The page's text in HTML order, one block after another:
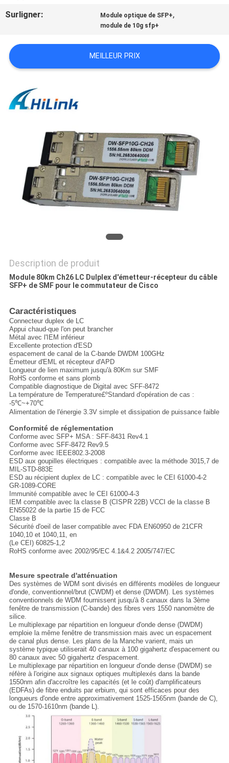
NOUS
CONTACTER
NOUVELLES
LES
DEMANDEZ
UN DEVIS
PLAN
POLITIQUE
DE
CONFIDENTIALITÉ
Surligner: Module optique de SFP+,
module de 10g sfp+
MEILLEUR PRIX
Description de produit
Module 80km Ch26 LC Dulplex d'émetteur-récepteur du câble
SFP+ de SMF pour le commutateur de Cisco
Caractéristiques
Connecteur duplex de LC
Appui chaud-que l'on peut brancher
Métal avec l'IEM inférieur
Excellente protection d'ESD
espacement de canal de la C-bande DWDM 100GHz
Émetteur d'EML et récepteur d'APD
Longueur de lien maximum jusqu'à 80Km sur SMF
RoHS conforme et sans plomb
Compatible diagnostique de Digital avec SFF-8472
La température de Temperature£ºStandard d'opération de cas :
-5℃~+70℃
Alimentation de l'énergie 3.3V simple et dissipation de puissance faible
Conformité de réglementation
Conforme avec SFP+ MSA : SFF-8431 Rev4.1
Conforme avec SFF-8472 Rev9.5
Conforme avec IEEE802.3-2008
ESD aux goupilles électriques : compatible avec la méthode 3015,7 de
MIL-STD-883E
ESD au récipient duplex de LC : compatible avec le CEI 61000-4-2
GR-1089-CORE
Immunité compatible avec le CEI 61000-4-3
IEM compatible avec la classe B (CISPR 22B) VCCI de la classe B
EN55022 de la partie 15 de FCC
Classe B
Sécurité d'oeil de laser compatible avec FDA EN60950 de 21CFR
1040,10 et 1040,11, en
(Le CEI) 60825-1,2
RoHS conforme avec 2002/95/EC 4.1&4.2 2005/747/EC
Mesure spectrale d'atténuation
Des systèmes de WDM sont divisés en différents modèles de longueur
d'onde, conventionnel/brut (CWDM) et dense (DWDM). Les systèmes
conventionnels de WDM fournissent jusqu'à 8 canaux dans la 3ème
fenêtre de transmission (C-bande) des fibres vers 1550 nanomètre de
silice.
Le multiplexage par répartition en longueur d'onde dense (DWDM)
emploie la même fenêtre de transmission mais avec un espacement
de canal plus dense. Les plans de la Manche varient, mais un
système typique utiliserait 40 canaux à 100 gigahertz d'espacement ou
80 canaux avec 50 gigahertz d'espacement.
Le multiplexage par répartition en longueur d'onde dense (DWDM) se
réfère à l'origine aux signaux optiques multiplexés dans la bande
1550nm afin d'accroître les capacités (et le coût) d'amplificateurs
(EDFAs) de fibre enduits par erbium, qui sont efficaces pour des
longueurs d'onde entre approximativement 1525-1565nm (bande de C),
ou de 1570-1610nm (bande L).